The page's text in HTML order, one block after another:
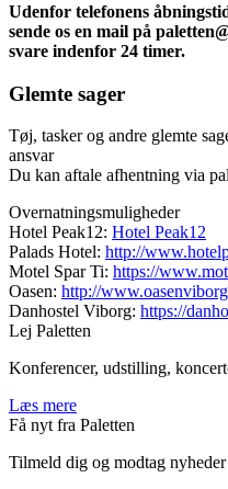
Udenfor telefonens
sende os en mail på
svare indenfor 24 timer.
Glemte sager
Tøj, tasker og andre glemte
ansvar
Du kan aftale afhentning via
Overnatningsmuligheder
Hotel Peak12: Hotel Peak12
Palads Hotel: http://
Motel Spar Ti: https://
Oasen: http://
Danhostel Viborg: https://
Lej Paletten
Konferencer, udstilling,
Læs mere
Få nyt fra Paletten
Tilmeld dig og modtag